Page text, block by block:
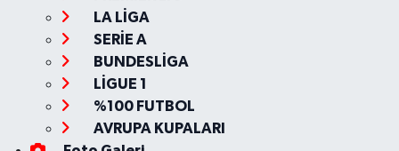
LA LİGA
SERİE A
BUNDESLİGA
LİGUE 1
%100 FUTBOL
AVRUPA KUPALARI